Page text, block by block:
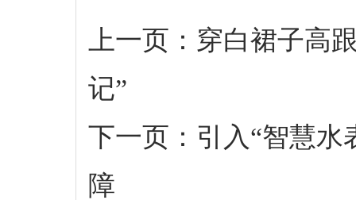
上一页： 穿白裙子高
记”
下一页： 引入“智慧水
障